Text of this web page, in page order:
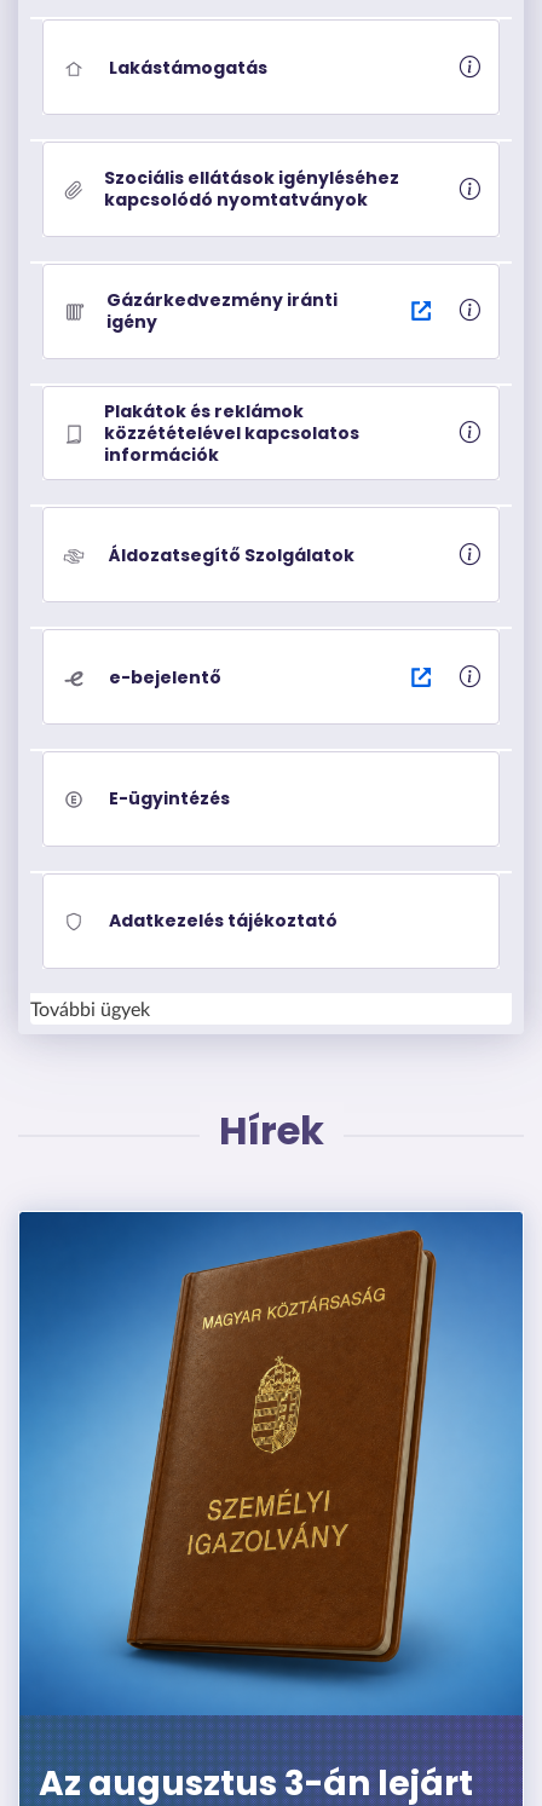
Lakástámogatás
Szociális ellátások igényléséhez
kapcsolódó nyomtatványok
Gázárkedvezmény iránti
igény
Plakátok és reklámok
közzétételével kapcsolatos
információk
Áldozatsegítő Szolgálatok
e-bejelentő
E-ügyintézés
Adatkezelés tájékoztató
További ügyek
Hírek
Az augusztus 3-án lejárt